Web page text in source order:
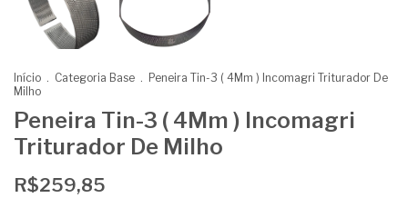
Início . Categoria Base . Peneira Tin-3 ( 4Mm ) Incomagri Triturador De
Milho
Peneira Tin-3 ( 4Mm ) Incomagri
Triturador De Milho
R$259,85